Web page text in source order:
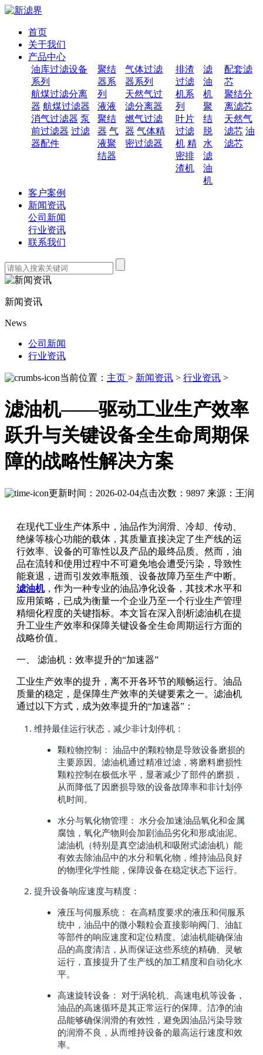
首页
关于我们
产品中心
油库过滤设备
系列
航煤过滤分离
器 航煤过滤器
消气过滤器 泵
前过滤器 过滤
器配件
聚结
器系
列
液液
聚结
器 气
液聚
结器
气体过滤
器系列
天然气过
滤分离器
燃气过滤
器 气体精
密过滤器
排渣
过滤
机系
列
叶片
过滤
机 精
密排
渣机
滤
油
机
聚
结
脱
水
滤
油
机
配套滤
芯
聚结分
离滤芯
天然气
滤芯 油
滤芯
客户案例
新闻资讯
公司新闻
行业资讯
联系我们
新闻资讯
News
公司新闻
行业资讯
当前位置： 主页 > 新闻资讯 > 行业资讯 >
滤油机——驱动工业生产效率
跃升与关键设备全生命周期保
障的战略性解决方案
更新时间：2026-02-04点击次数：9897 来源：王润
在现代工业生产体系中，油品作为润滑、冷却、传动、
绝缘等核心功能的载体，其质量直接决定了生产线的运
行效率、设备的可靠性以及产品的最终品质。然而，油
品在流转和使用过程中不可避免地会遭受污染，导致性
能衰退，进而引发效率瓶颈、设备故障乃至生产中断。
滤油机，作为一种专业的油品净化设备，其技术水平和
应用策略，已成为衡量一个企业乃至一个行业生产管理
精细化程度的关键指标。本文旨在深入剖析滤油机在提
升工业生产效率和保障关键设备全生命周期运行方面的
战略价值。
一、 滤油机：效率提升的“加速器”
工业生产效率的提升，离不开各环节的顺畅运行。油品
质量的稳定，是保障生产效率的关键要素之一。滤油机
通过以下方式，成为效率提升的“加速器”：
维持最佳运行状态，减少非计划停机：
颗粒物控制： 油品中的颗粒物是导致设备磨损的
主要原因。滤油机通过精准过滤，将磨料磨损性
颗粒控制在极低水平，显著减少了部件的磨损，
从而降低了因磨损导致的设备故障率和非计划停
机时间。
水分与氧化物管理： 水分会加速油品氧化和金属
腐蚀，氧化产物则会加剧油品劣化和形成油泥。
滤油机（特别是真空滤油机和吸附式滤油机）能
有效去除油品中的水分和氧化物，维持油品良好
的物理化学性能，保障设备在稳定状态下运行。
提升设备响应速度与精度：
液压与伺服系统： 在高精度要求的液压和伺服系
统中，油品中的微小颗粒会直接影响阀门、油缸
等部件的响应速度和定位精度。滤油机能确保油
品的高度清洁，从而保证这些系统的精确、灵敏
运行，直接提升了生产线的加工精度和自动化水
平。
高速旋转设备： 对于涡轮机、高速电机等设备，
油品的高速循环是其正常运行的保障。洁净的油
品能够确保润滑的有效性，避免因油品污染导致
的润滑不良，从而维持设备的最高运行速度和效
率。